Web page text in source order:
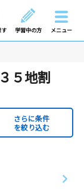
す 学習中の方 メニュー
５地割
さらに条件
を絞り込む